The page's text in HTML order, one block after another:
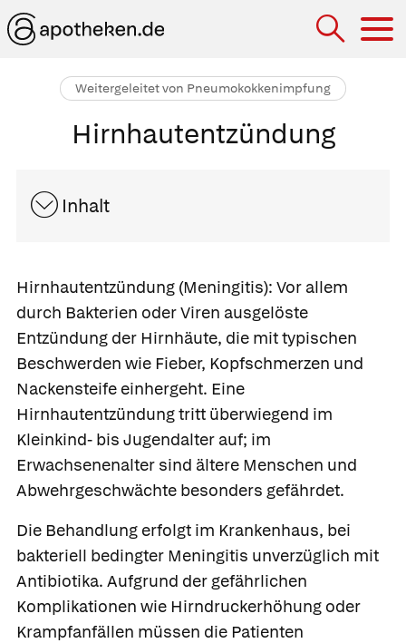
Weitergeleitet von Pneumokokkenimpfung
Hirnhautentzündung
Inhalt
Hirnhautentzündung (Meningitis): Vor allem
durch Bakterien oder Viren ausgelöste
Entzündung der Hirnhäute, die mit typischen
Beschwerden wie Fieber, Kopfschmerzen und
Nackensteife einhergeht. Eine
Hirnhautentzündung tritt überwiegend im
Kleinkind- bis Jugendalter auf; im
Erwachsenenalter sind ältere Menschen und
Abwehrgeschwächte besonders gefährdet.
Die Behandlung erfolgt im Krankenhaus, bei
bakteriell bedingter Meningitis unverzüglich mit
Antibiotika. Aufgrund der gefährlichen
Komplikationen wie Hirndruckerhöhung oder
Krampfanfällen müssen die Patienten